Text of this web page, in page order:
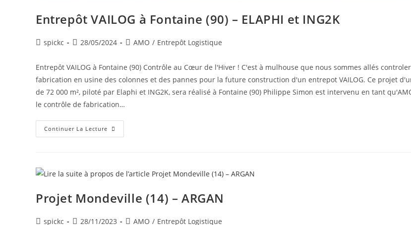
Entrepôt VAILOG à Fontaine (90) – ELAPHI et ING2K
spickc 28/05/2024 AMO / Entrepôt Logistique
Entrepôt VAILOG à Fontaine (90) Contrôle au Cœur de l'Hiver ! C'est à mulhouse que nous sommes allés
fabrication en usine des colonnes et des pannes pour la future construction d'un entrepot VAILOG. Ce projet
de 72 000 m², piloté par Elaphi et ING2K, sera réalisé à Fontaine (90) Philippe Simon est intervenu en tant
le contrôle de fabrication…
Continuer La Lecture
Projet Mondeville (14) – ARGAN
spickc 28/11/2023 AMO / Entrepôt Logistique